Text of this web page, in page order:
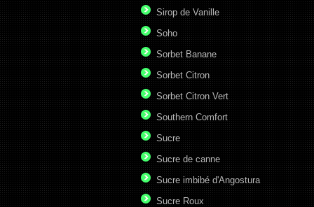
Sirop de Vanille
Soho
Sorbet Banane
Sorbet Citron
Sorbet Citron Vert
Southern Comfort
Sucre
Sucre de canne
Sucre imbibé d'Angostura
Sucre Roux